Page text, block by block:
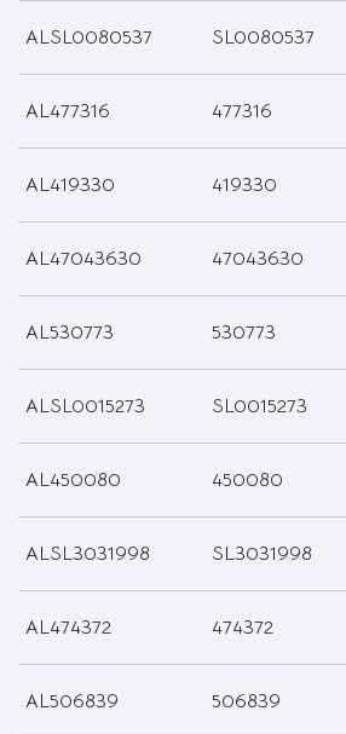
ALSL0080537 SL0080537
AL477316 477316
AL419330 419330
AL47043630 47043630
AL530773 530773
ALSL0015273 SL0015273
AL450080 450080
ALSL3031998 SL3031998
AL474372 474372
AL506839 506839